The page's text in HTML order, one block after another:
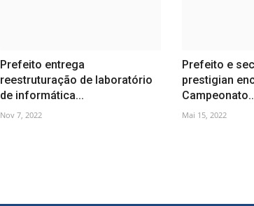
Prefeito entrega
reestruturação de laboratório
de informática...
Nov 7, 2022
Prefeito e
prestigian
Mai 15, 2022